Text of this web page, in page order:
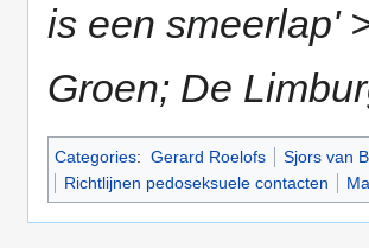
is een smeerlap'
Groen; De
Categories: Gerard Roelofs
Sjors van
Richtlijnen pedoseksuele contacten